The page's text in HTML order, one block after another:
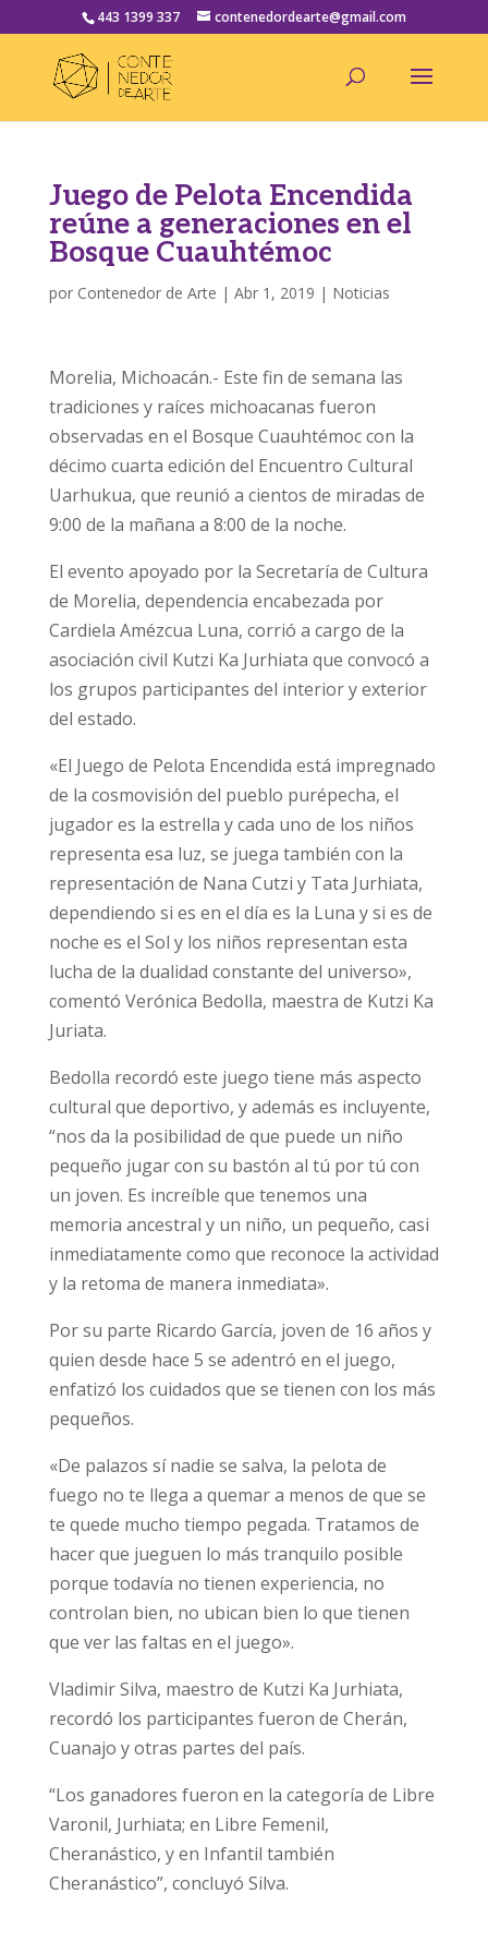
443 1399 337 contenedordearte@gmail.com
Juego de Pelota Encendida
reúne a generaciones en el
Bosque Cuauhtémoc
por Contenedor de Arte | Abr 1, 2019 | Noticias
Morelia, Michoacán.- Este fin de semana las
tradiciones y raíces michoacanas fueron
observadas en el Bosque Cuauhtémoc con la
décimo cuarta edición del Encuentro Cultural
Uarhukua, que reunió a cientos de miradas de
9:00 de la mañana a 8:00 de la noche.
El evento apoyado por la Secretaría de Cultura
de Morelia, dependencia encabezada por
Cardiela Amézcua Luna, corrió a cargo de la
asociación civil Kutzi Ka Jurhiata que convocó a
los grupos participantes del interior y exterior
del estado.
«El Juego de Pelota Encendida está impregnado
de la cosmovisión del pueblo purépecha, el
jugador es la estrella y cada uno de los niños
representa esa luz, se juega también con la
representación de Nana Cutzi y Tata Jurhiata,
dependiendo si es en el día es la Luna y si es de
noche es el Sol y los niños representan esta
lucha de la dualidad constante del universo»,
comentó Verónica Bedolla, maestra de Kutzi Ka
Juriata.
Bedolla recordó este juego tiene más aspecto
cultural que deportivo, y además es incluyente,
“nos da la posibilidad de que puede un niño
pequeño jugar con su bastón al tú por tú con
un joven. Es increíble que tenemos una
memoria ancestral y un niño, un pequeño, casi
inmediatamente como que reconoce la actividad
y la retoma de manera inmediata».
Por su parte Ricardo García, joven de 16 años y
quien desde hace 5 se adentró en el juego,
enfatizó los cuidados que se tienen con los más
pequeños.
«De palazos sí nadie se salva, la pelota de
fuego no te llega a quemar a menos de que se
te quede mucho tiempo pegada. Tratamos de
hacer que jueguen lo más tranquilo posible
porque todavía no tienen experiencia, no
controlan bien, no ubican bien lo que tienen
que ver las faltas en el juego».
Vladimir Silva, maestro de Kutzi Ka Jurhiata,
recordó los participantes fueron de Cherán,
Cuanajo y otras partes del país.
“Los ganadores fueron en la categoría de Libre
Varonil, Jurhiata; en Libre Femenil,
Cheranástico, y en Infantil también
Cheranástico”, concluyó Silva.